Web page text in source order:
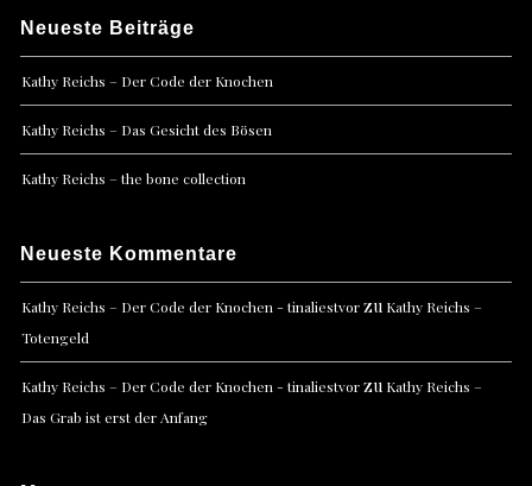
Neueste Beiträge
Kathy Reichs – Der Code der Knochen
Kathy Reichs – Das Gesicht des Bösen
Kathy Reichs – the bone collection
Neueste Kommentare
Kathy Reichs – Der Code der Knochen - tinaliestvorzu Kathy Reichs –
Totengeld
Kathy Reichs – Der Code der Knochen - tinaliestvorzu Kathy Reichs –
Das Grab ist erst der Anfang